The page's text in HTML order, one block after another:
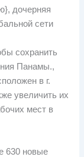
дочерняя
сети
сохранить
Панамы.,
в г.
увеличить их
мест в
630 новые